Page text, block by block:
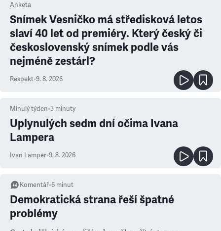
Anketa
Snímek Vesničko má středisková letos
slaví 40 let od premiéry. Který český či
československý snímek podle vás
nejméně zestárl?
Respekt•9. 8. 2026
Minulý týden•3 minuty
Uplynulých sedm dní očima Ivana
Lampera
Ivan Lamper•9. 8. 2026
Komentář•6 minut
Demokratická strana řeší špatné
problémy